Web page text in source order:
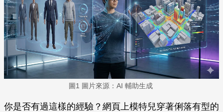
圖1 圖片來源：AI 輔助生成
你是否有過這樣的經驗？網頁上模特兒穿著俐落有型的